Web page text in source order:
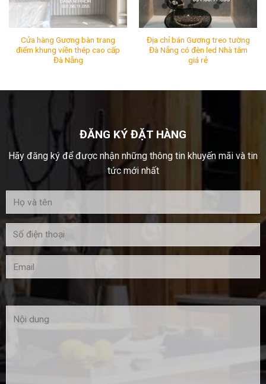
Mã SP:
Tình Trạng:
Còn hàng
Cửa hàng Gương bàn trang
điểm khung viền thép cao cấp
Đà Nẵng
Mã SP:
Tình Trạng:
Địa chỉ bán Gương treo tường
Đà Nẵng có đèn led Nhà tắm
giá rẻ
ĐĂNG KÝ ĐẶT HÀNG
Hãy đăng ký để được nhận những thông tin khuyến mãi và tin
tức mới nhất